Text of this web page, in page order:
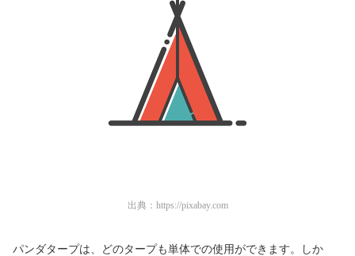
出典： https://pixabay.com
パンダタープは、どのタープも単体での使用ができます。しか